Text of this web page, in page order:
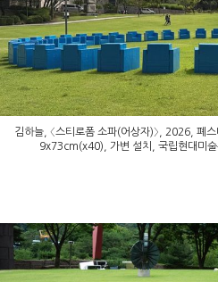
김하늘, 〈스티로폼 소파(어상자)〉, 2026, 폐
9x73cm(x40), 가변 설치, 국립현대미